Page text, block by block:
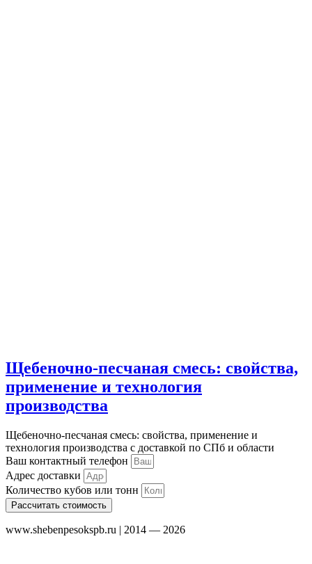
Щебеночно-песчаная смесь: свойства,
применение и технология
производства
Щебеночно-песчаная смесь: свойства, применение и
технология производства с доставкой по СПб и области
Ваш контактный телефон
Адрес доставки
Количество кубов или тонн
Рассчитать стоимость
www.shebenpesokspb.ru | 2014 — 2026